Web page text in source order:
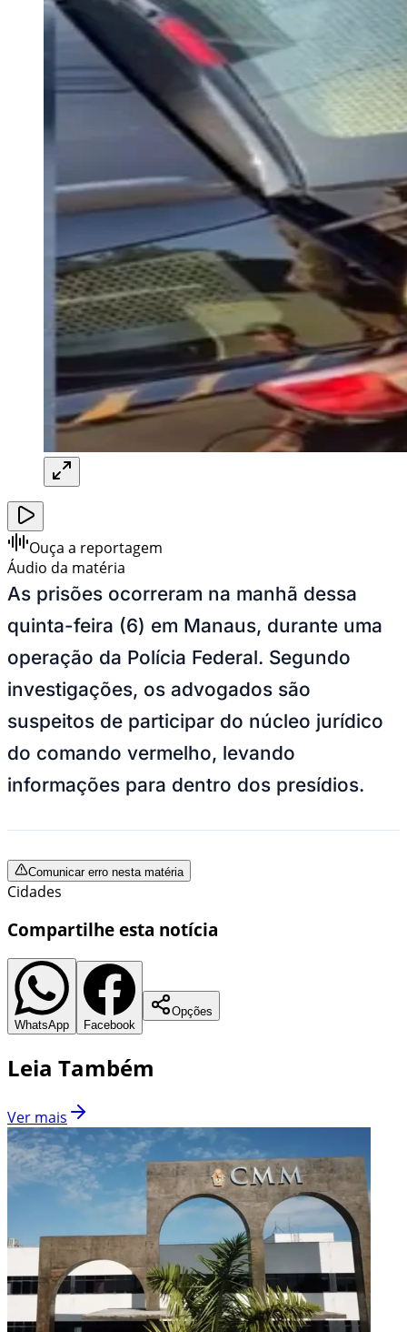
Ouça a reportagem
Áudio da matéria
As prisões ocorreram na manhã dessa
quinta-feira (6) em Manaus, durante uma
operação da Polícia Federal. Segundo
investigações, os advogados são
suspeitos de participar do núcleo jurídico
do comando vermelho, levando
informações para dentro dos presídios.
Comunicar erro nesta matéria
Cidades
Compartilhe esta notícia
WhatsApp Facebook
Opções
Leia Também
Ver mais